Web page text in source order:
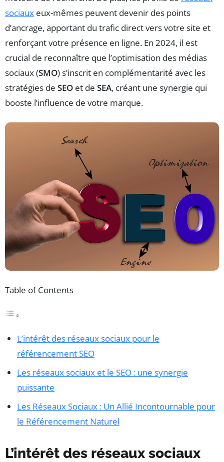
sociaux eux-mêmes peuvent devenir des points
d’ancrage, apportant du trafic direct vers votre site et
renforçant votre présence en ligne. En 2024, il est
crucial de reconnaître que l’optimisation des médias
sociaux (SMO) s’inscrit en complémentarité avec les
stratégies de SEO et de SEA, créant une synergie qui
booste l’influence de votre marque.
Table of Contents
L’intérêt des réseaux sociaux pour le
référencement SEO
Les réseaux sociaux et le SEO : une synergie
puissante
Les Réseaux Sociaux : Un Allié Incontournable pour
le Référencement Naturel
L’intérêt des réseaux sociaux